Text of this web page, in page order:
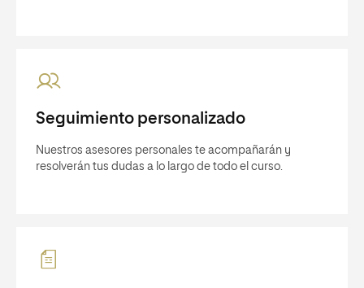
Seguimiento personalizado
Nuestros asesores personales te acompañarán y
resolverán tus dudas a lo largo de todo el curso.